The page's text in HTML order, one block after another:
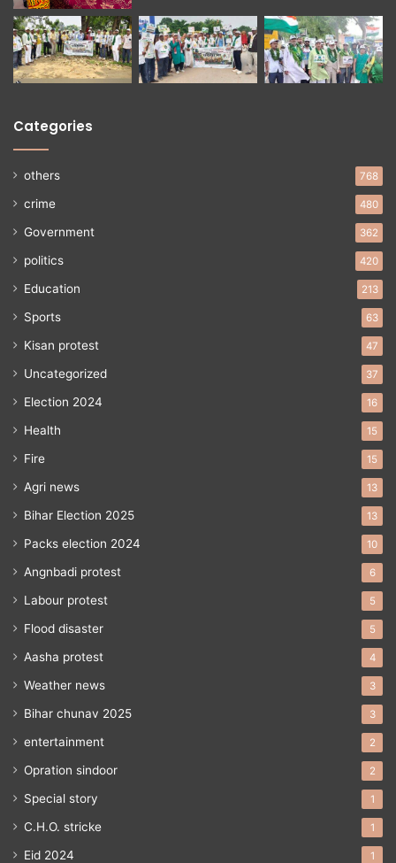
Categories
others 768
crime 480
Government 362
politics 420
Education 213
Sports 63
Kisan protest 47
Uncategorized 37
Election 2024 16
Health 15
Fire 15
Agri news 13
Bihar Election 2025 13
Packs election 2024 10
Angnbadi protest 6
Labour protest 5
Flood disaster 5
Aasha protest 4
Weather news 3
Bihar chunav 2025 3
entertainment 2
Opration sindoor 2
Special story 1
C.H.O. stricke 1
Eid 2024 1